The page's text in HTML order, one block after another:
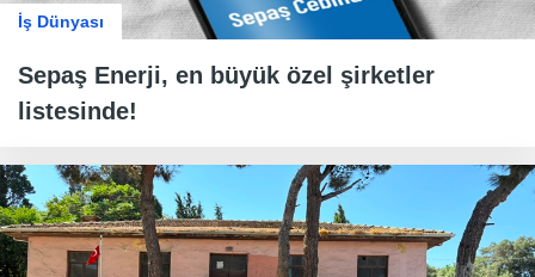
İş Dünyası
Sepaş Enerji, en büyük özel şirketler
listesinde!